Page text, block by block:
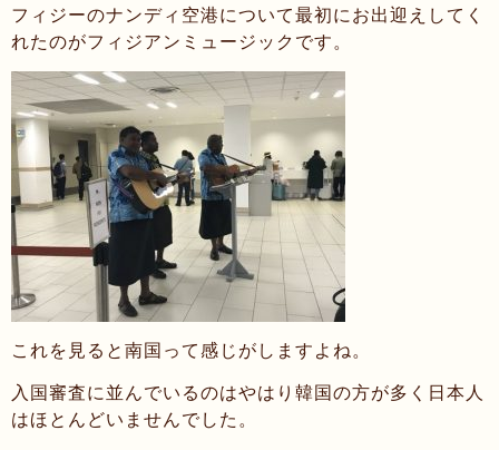
フィジーのナンディ空港について最初にお出迎えしてく
れたのがフィジアンミュージックです。
これを見ると南国って感じがしますよね。
入国審査に並んでいるのはやはり韓国の方が多く日本人
はほとんどいませんでした。